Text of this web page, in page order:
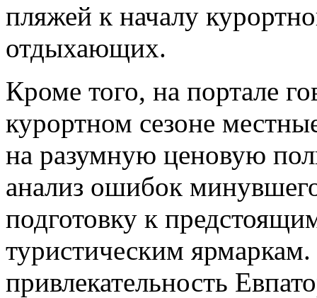
пляжей к началу
отдыхающих.
Кроме того, на портале
курортном сезоне
на разумную ценовую
анализ ошибок
подготовку к
туристическим
привлекательность